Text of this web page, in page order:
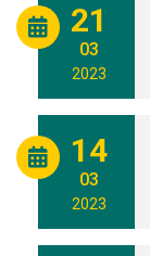
21
03
2023
14
03
2023